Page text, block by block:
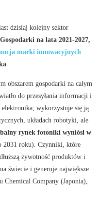
dzisiaj kolejny sektor
na lata 2021-2027,
marki innowacyjnych
obszarem gospodarki na całym
do przesyłania informacji i
wykorzystuje się ją
układach robotyki, ale
rynek fotoniki wyniósł w
2031 roku). Czynniki, które
żywotność produktów i
świecie i generuje największe
Company (Japonia),